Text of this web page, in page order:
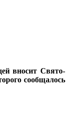
вносит Свято-
сообщалось